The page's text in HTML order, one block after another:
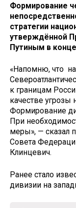
Формирование
стратегии
утверждённой
Путиным в
«Напомню, что
к границам
качестве угрозы
Формирование
При
меры», — сказал
Совета
Клинцевич.
Ранее стало
дивизии на